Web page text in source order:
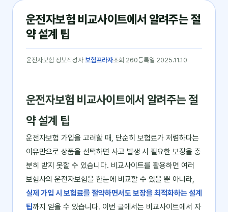
운전자보험 비교사이트에서 알려주는 절
약 설계 팁
운전자보험 정보작성자 보험프라자조회 260등록일 2025.11.10
운전자보험 비교사이트에서 알려주는 절
약 설계 팁
운전자보험 가입을 고려할 때, 단순히 보험료가 저렴하다는
이유만으로 상품을 선택하면 사고 발생 시 필요한 보장을 충
분히 받지 못할 수 있습니다. 비교사이트를 활용하면 여러
보험사의 운전자보험을 한눈에 비교할 수 있을 뿐 아니라,
실제 가입 시 보험료를 절약하면서도 보장을 최적화하는 설계
팁까지 얻을 수 있습니다. 이번 글에서는 비교사이트에서 자